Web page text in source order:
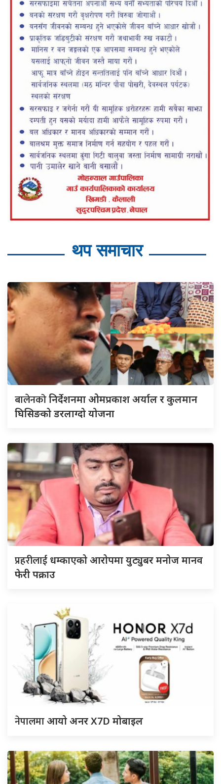
थप समाचार
बालेनकोनिर्देशनमा ओमप्रकाश अर्याल र कुलमान
घिसिङको डरलाग्दो योजना
प्रहरीलाई धम्काएको आरोपमा युट्युबर मनोज मानव
फेरी पक्राउ
नेपालमाआयो अनर X7D मोबाइल